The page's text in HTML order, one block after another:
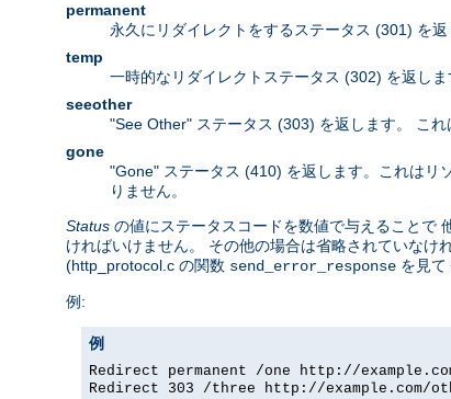
permanent
永久にリダイレクトをするステータス (301) を
temp
一時的なリダイレクトステータス (302) を返しま
seeother
"See Other" ステータス (303) を返します。 こ
gone
"Gone" ステータス (410) を返します。これはリ
りません。
Status の値にステータスコードを数値で与えることで
ければいけません。 その他の場合は省略されていな
(http_protocol.c の関数 send_error_response を見て
例:
例
Redirect permanent /one http://
Redirect 303 /three http://example.com/